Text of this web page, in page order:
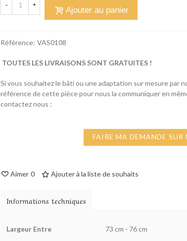
- +
Ajouter au panier
Référence: VAS0108
TOUTES LES LIVRAISONS SONT GRATUITES !
Si vous souhaitez le bâti ou une adaptation sur mesure par
référence de cette pièce pour nous la communiquer en
contactez nous :
FAIRE MA DEMANDE SUR
Aimer 0 Ajouter à la liste de souhaits
Informations techniques
Largeur Entre
73 cm - 76 cm